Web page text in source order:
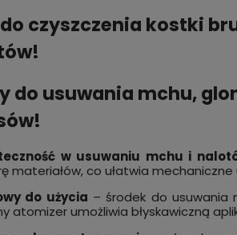
do czyszczenia kostki
do usuwania mchu,
w usuwaniu mchu i
materiałów, co ułatwia
do użycia – środek do usuwania
atomizer umożliwia błyskawiczną